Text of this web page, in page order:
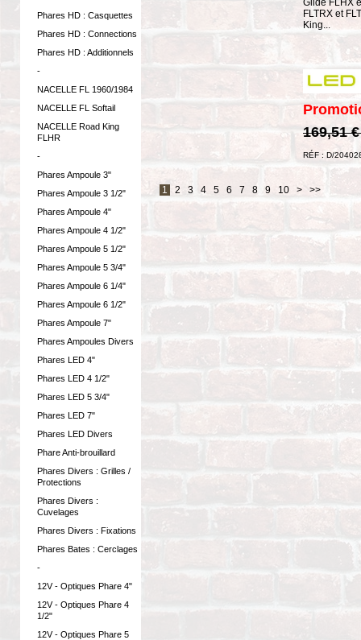
Phares HD : Casquettes
Phares HD : Connections
Phares HD : Additionnels
-
NACELLE FL 1960/1984
NACELLE FL Softail
NACELLE Road King
FLHR
-
Phares Ampoule 3"
Phares Ampoule 3 1/2"
Phares Ampoule 4"
Phares Ampoule 4 1/2"
Phares Ampoule 5 1/2"
Phares Ampoule 5 3/4"
Phares Ampoule 6 1/4"
Phares Ampoule 6 1/2"
Phares Ampoule 7"
Phares Ampoules Divers
Phares LED 4"
Phares LED 4 1/2"
Phares LED 5 3/4"
Phares LED 7"
Phares LED Divers
Phare Anti-brouillard
Phares Divers : Grilles /
Protections
Phares Divers :
Cuvelages
Phares Divers : Fixations
Phares Bates : Cerclages
-
12V - Optiques Phare 4"
12V - Optiques Phare 4
1/2"
12V - Optiques Phare 5
Glide FLHX
FLTRX et
King...
169,51
RÉF : D/
1 2 3 4 5 6 7 8 9 10 > >>